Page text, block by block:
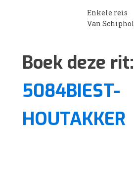
Enkele reis
Van Schiphol
Boek deze rit:
5084BIEST-
HOUTAKKER